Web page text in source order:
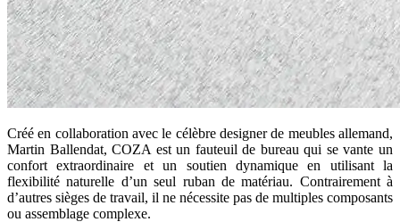
Créé en collaboration avec le célèbre designer de meubles allemand,
Martin Ballendat, COZA est un fauteuil de bureau qui se vante un
confort extraordinaire et un soutien dynamique en utilisant la
flexibilité naturelle d’un seul ruban de matériau. Contrairement à
d’autres sièges de travail, il ne nécessite pas de multiples composants
ou assemblage complexe.